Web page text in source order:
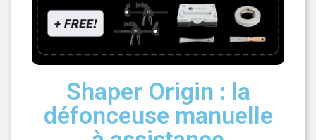
Shaper Origin : la
défonceuse manuelle